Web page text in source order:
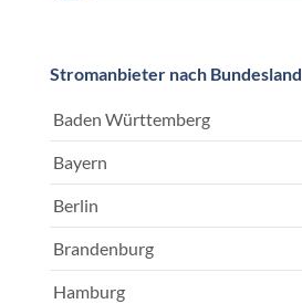
Stromanbieter nach Bundesland
Baden Württemberg
Bayern
Berlin
Brandenburg
Hamburg